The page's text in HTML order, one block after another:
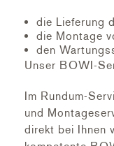
Trotzdem sorgt
weiterhin gut
die Lieferung
die Montage
den
Unser BOWI-
Im Rundum-
und
direkt bei Ihnen